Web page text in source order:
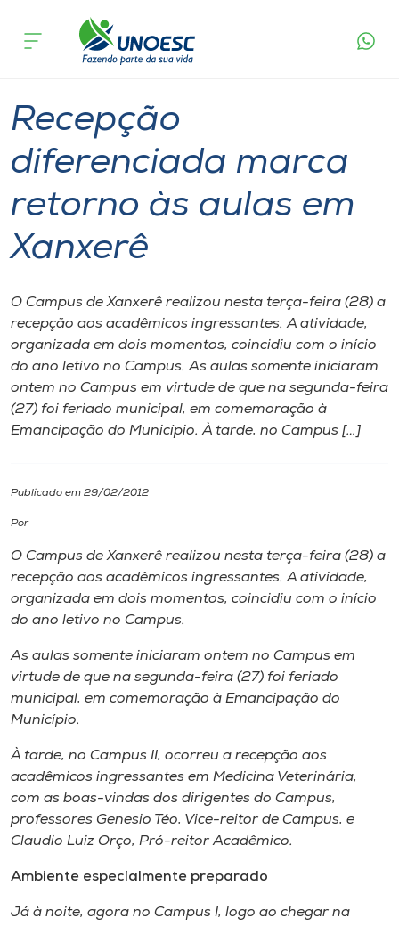
Cursos
Pesquisa
Atendimento ao Estudante
Portal de Ensino
A
Unoesc
Internacionalização
I.nova
Diplomados
CPA
Biblioteca
Editora
Rádio
Museu
Store
acontece
Recepção
diferenciada marca
retorno às aulas em
Xanxerê
O Campus de Xanxerê realizou nesta terça-feira (28) a
recepção aos acadêmicos ingressantes. A atividade,
organizada em dois momentos, coincidiu com o início
do ano letivo no Campus. As aulas somente iniciaram
ontem no Campus em virtude de que na segunda-feira
(27) foi feriado municipal, em comemoração à
Emancipação do Município. À tarde, no Campus […]
Publicado em 29/02/2012
Por
O Campus de Xanxerê realizou nesta terça-feira (28) a
recepção aos acadêmicos ingressantes. A atividade,
organizada em dois momentos, coincidiu com o início
do ano letivo no Campus.
As aulas somente iniciaram ontem no Campus em
virtude de que na segunda-feira (27) foi feriado
municipal, em comemoração à Emancipação do
Município.
À tarde, no Campus II, ocorreu a recepção aos
acadêmicos ingressantes em Medicina Veterinária,
com as boas-vindas dos dirigentes do Campus,
professores Genesio Téo, Vice-reitor de Campus, e
Claudio Luiz Orço, Pró-reitor Acadêmico.
Ambiente especialmente preparado
Já à noite, agora no Campus I, logo ao chegar na